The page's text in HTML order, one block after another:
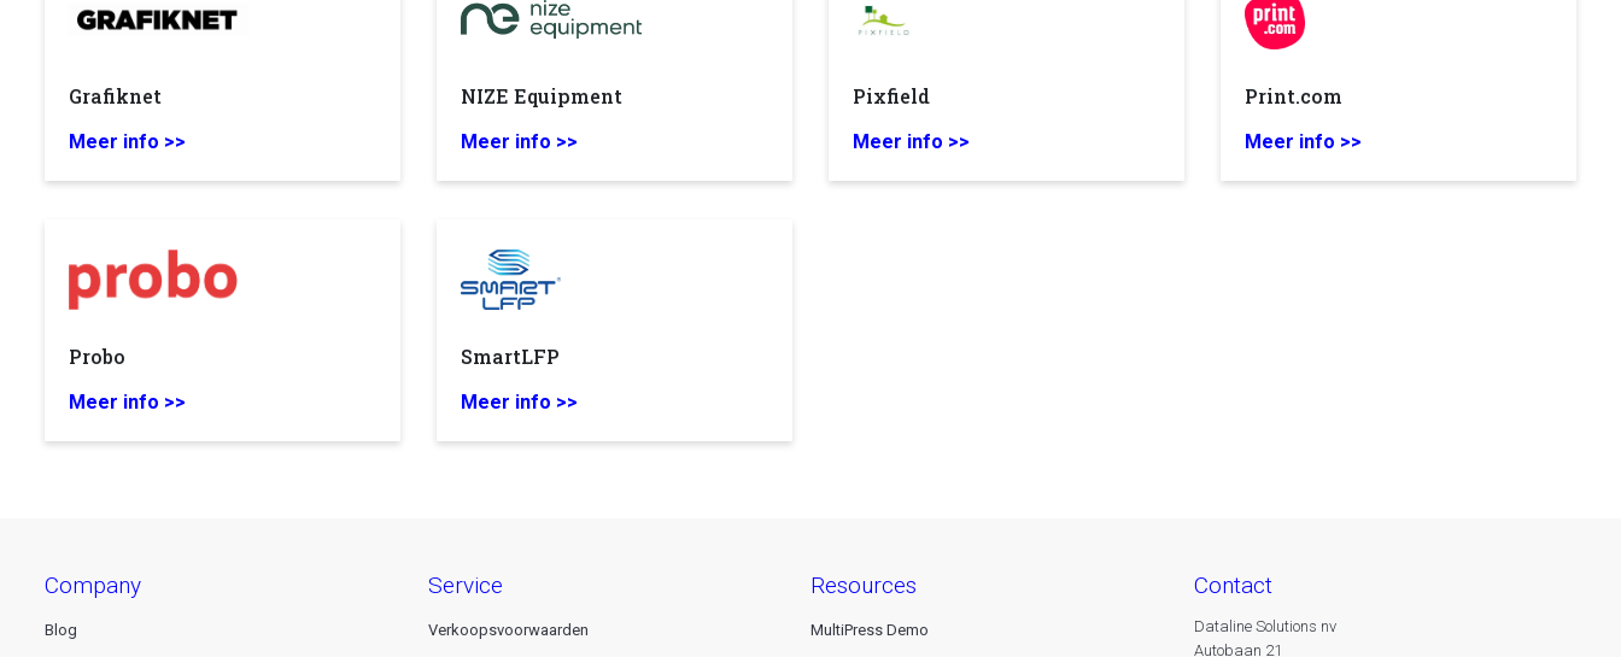
Grafiknet
Meer info >>
NIZE Equipment
Meer info >>
Pixfield
Meer info >>
Print.com
Meer info >>
Probo
Meer info >>
SmartLFP
Meer info >>
company
Blog
service
Verkoopsvoorwaarden
resources
MultiPress Demo
contact
Dataline Solutions nv
Autobaan 21